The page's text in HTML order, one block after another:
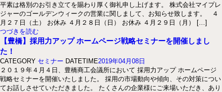
平素は格別のお引き立てを賜わり厚く御礼申し上げます。 株式会社マイプレ
ジャーのゴールデンウィークの営業に関しまして、お知らせ致します。 ４
月２７日（土） お休み ４月２８日（日） お休み ４月２９日（月） […]
つづきを読む
【豊橋】採用力アップ ホームページ戦略セミナーを開催しまし
た！
CATEGORY セミナー DATETIME2019年04月08日
２０１９年４月４日、豊橋商工会議所において 採用力アップ ホームページ
戦略セミナーを開催いたしました。 採用の市場動向や傾向、その対策につい
てお話しさせていただきました。 たくさんの企業様にご来場いただき、あり